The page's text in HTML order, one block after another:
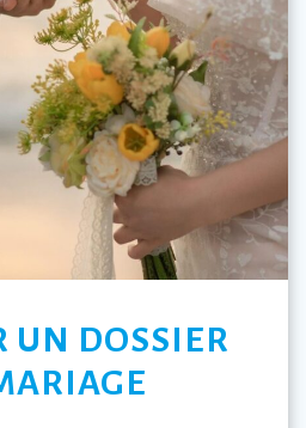
UN DOSSIER